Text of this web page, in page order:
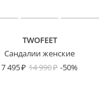
TWOFEET
Сандалии женские
7 495
14 990 -50%